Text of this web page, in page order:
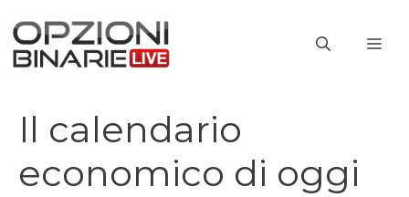
contenuto
Il calendario
economico di oggi